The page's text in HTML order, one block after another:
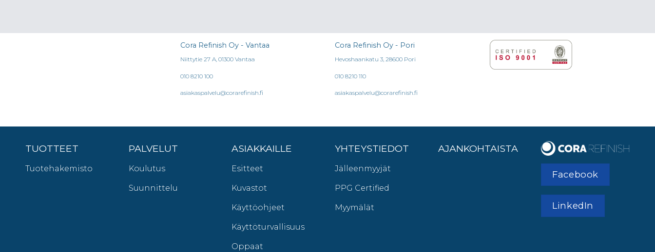
Cora Refinish Oy - Vantaa
Niittytie 27 A, 01300 Vantaa
010 8210 100
asiakaspalvelu@corarefinish.fi
Cora Refinish Oy - Pori
Hevoshaankatu 3, 28600 Pori
010 8210 110
asiakaspalvelu@corarefinish.fi
TUOTTEET
Tuotehakemisto
PALVELUT
Koulutus
Suunnittelu
ASIAKKAILLE
Esitteet
Kuvastot
Käyttöohjeet
Käyttöturvallisuus
Oppaat
YHTEYSTIEDOT
Jälleenmyyjät
PPG Certified
Myymälät
AJANKOHTAISTA
Facebook
LinkedIn